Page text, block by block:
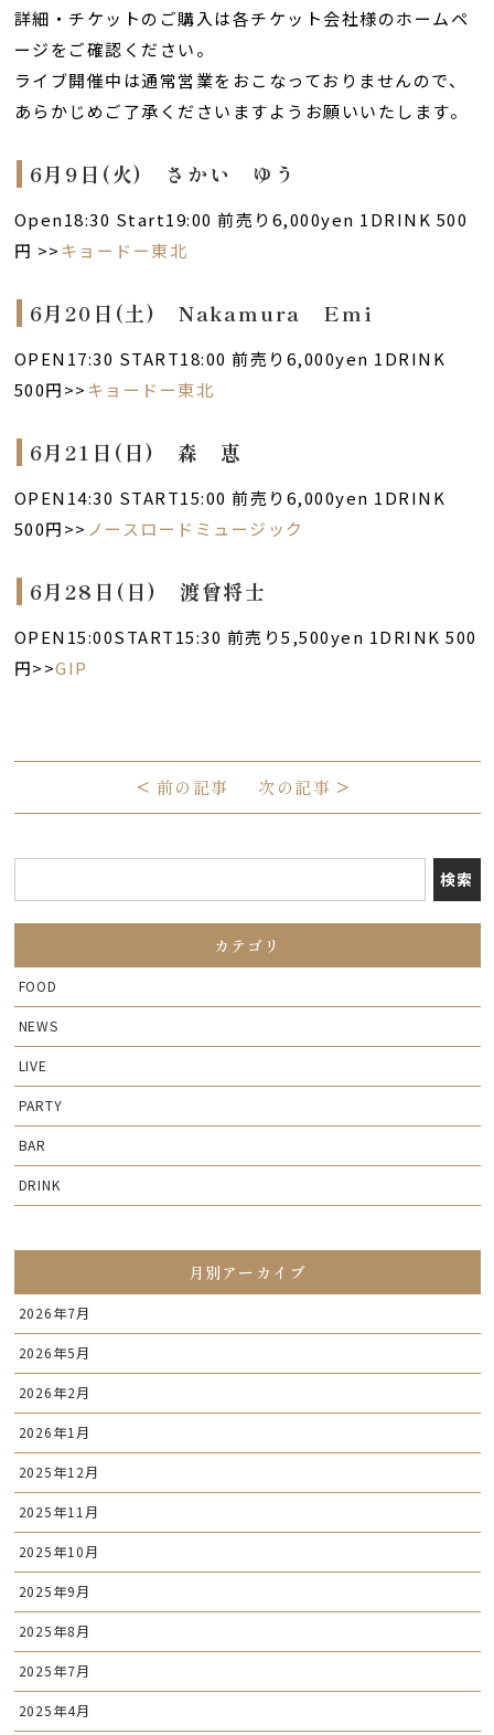
詳細・チケットのご購入は各チケット会社様のホームペ
ージをご確認ください。
ライブ開催中は通常営業をおこなっておりませんので、
あらかじめご了承くださいますようお願いいたします。
6月9日(火) さかい ゆう
Open18:30 Start19:00 前売り6,000yen 1DRINK 500
円 >>キョードー東北
6月20日(土) Nakamura Emi
OPEN17:30 START18:00 前売り6,000yen 1DRINK
500円>>キョードー東北
6月21日(日) 森 恵
OPEN14:30 START15:00 前売り6,000yen 1DRINK
500円>> ノースロードミュージック
6月28日(日) 渡曾将士
OPEN15:00START15:30 前売り5,500yen 1DRINK 500
円>>GIP
< 前の記事 次の記事 >
カテゴリ
FOOD
NEWS
LIVE
PARTY
BAR
DRINK
月別アーカイブ
2026年7月
2026年5月
2026年2月
2026年1月
2025年12月
2025年11月
2025年10月
2025年9月
2025年8月
2025年7月
2025年4月